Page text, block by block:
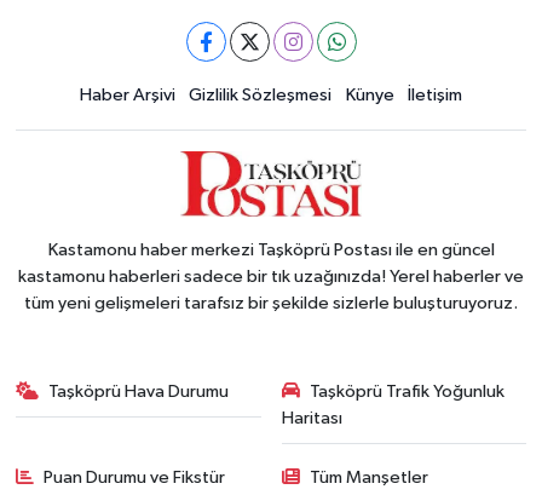
Haber Arşivi Gizlilik Sözleşmesi Künye İletişim
Kastamonu haber merkezi Taşköprü Postası ile en güncel
kastamonu haberleri sadece bir tık uzağınızda! Yerel haberler ve
tüm yeni gelişmeleri tarafsız bir şekilde sizlerle buluşturuyoruz.
Taşköprü Hava Durumu
Taşköprü Trafik Yoğunluk
Haritası
Puan Durumu ve Fikstür Tüm Manşetler